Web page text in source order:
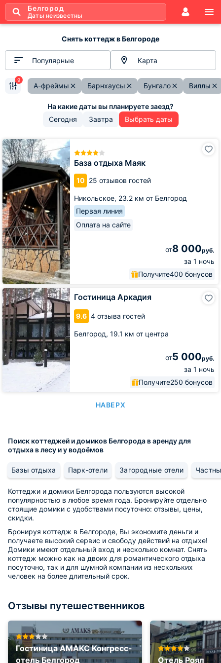
Белгород
Даты неизвестны
Снять коттедж в Белгороде
Популярные Карта
А-фреймы Барнхаусы Бунгало Виллы
9
Сегодня Завтра Выбрать даты
База отдыха Маяк
10 25 отзывов гостей
Никольское, 23.2 км от Белгород
Первая линия
Оплата на сайте
от8 000руб.
за 1 ночь
Получите400 бонусов
База
отдыха
Маяк
Гостиница Аркадия
9.6 4 отзыва гостей
Белгород, 19.1 км от центра
от5 000руб.
за 1 ночь
Получите250 бонусов
Гостиница
Аркадия
НАВЕРХ
Поиск коттеджей и домиков Белгорода в аренду для
отдыха в лесу и у водоёмов
Базы отдыха Парк-отели Загородные отели
Коттеджи и домики Белгорода пользуются высокой
популярностью в любое время года. Бронируйте отдельно
стоящие домики с удобствами посуточно: отзывы, цены,
скидки.
Бронируя коттедж в Белгороде, Вы экономите деньги и
получаете высокий сервис и свободу действий на отдыхе!
Домики имеют отдельный вход и несколько комнат. Снять
коттедж можно как на двоих для романтического отдыха
посуточно, так и для шумной компании из нескольких
человек на более длительный срок.
Отзывы путешественников
Гостиница АМАКС Конгресс-
отель Белгород
Отель Роял